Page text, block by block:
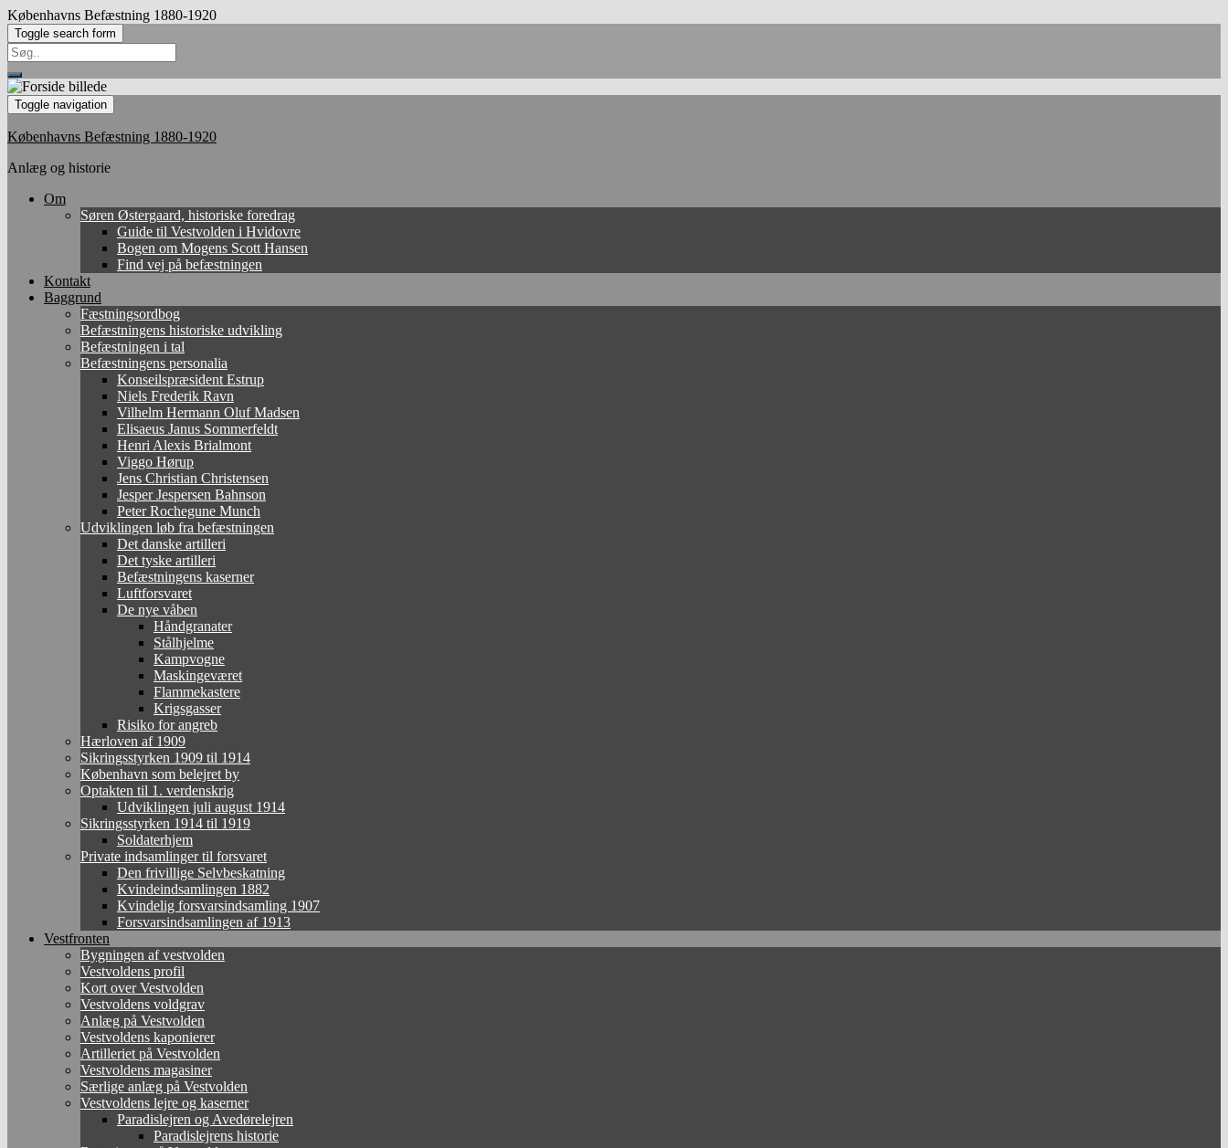
Københavns Befæstning 1880-1920
Toggle search form
Search
for:
Toggle navigation
Københavns Befæstning 1880-1920
Anlæg og historie
Om
Søren Østergaard, historiske foredrag
Guide til Vestvolden i Hvidovre
Bogen om Mogens Scott Hansen
Find vej på befæstningen
Kontakt
Baggrund
Fæstningsordbog
Befæstningens historiske udvikling
Befæstningen i tal
Befæstningens personalia
Konseilspræsident Estrup
Niels Frederik Ravn
Vilhelm Hermann Oluf Madsen
Elisaeus Janus Sommerfeldt
Henri Alexis Brialmont
Viggo Hørup
Jens Christian Christensen
Jesper Jespersen Bahnson
Peter Rochegune Munch
Udviklingen løb fra befæstningen
Det danske artilleri
Det tyske artilleri
Befæstningens kaserner
Luftforsvaret
De nye våben
Håndgranater
Stålhjelme
Kampvogne
Maskingeværet
Flammekastere
Krigsgasser
Risiko for angreb
Hærloven af 1909
Sikringsstyrken 1909 til 1914
København som belejret by
Optakten til 1. verdenskrig
Udviklingen juli august 1914
Sikringsstyrken 1914 til 1919
Soldaterhjem
Private indsamlinger til forsvaret
Den frivillige Selvbeskatning
Kvindeindsamlingen 1882
Kvindelig forsvarsindsamling 1907
Forsvarsindsamlingen af 1913
Vestfronten
Bygningen af vestvolden
Vestvoldens profil
Kort over Vestvolden
Vestvoldens voldgrav
Anlæg på Vestvolden
Vestvoldens kaponierer
Artilleriet på Vestvolden
Vestvoldens magasiner
Særlige anlæg på Vestvolden
Vestvoldens lejre og kaserner
Paradislejren og Avedørelejren
Paradislejrens historie